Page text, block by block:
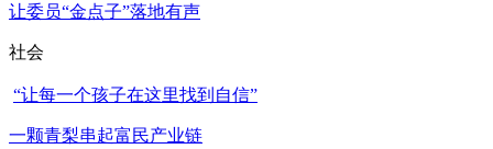
让委员“金点子”落地有声
社会
“让每一个孩子在这里找到自信”
一颗青梨串起富民产业链